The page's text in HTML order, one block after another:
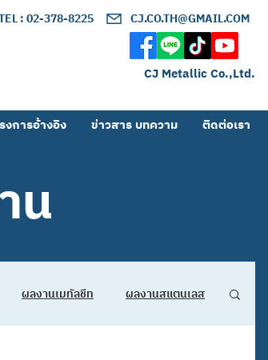
: 02-378-8225 CJ.CO.TH@GMAIL.COM
CJ Metallic Co.,Ltd.
งการอ้างอิง ข่าวสาร บทความ ติดต่อเรา
น
ผลงานเมทัลชีท ผลงานสแตนเลส